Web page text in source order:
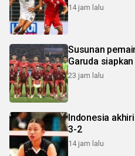
14 jam lalu
Susunan
Garuda
23 jam lalu
Indonesia
3-2
14 jam lalu